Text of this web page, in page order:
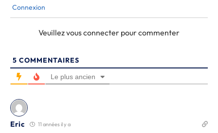
Connexion
Veuillez vous connecter pour commenter
5 COMMENTAIRES
Le plus ancien
Eric 11 années il y a